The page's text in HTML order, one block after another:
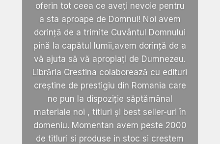
oferin tot ceea ce aveți nevoie pentru
a sta aproape de Domnul! Noi avem
dorință de a trimite Cuvântul Domnului
pină la capătul lumii,avem dorință de a
vă ajuta să vă apropiați de Dumnezeu.
Librăria Crestina colaborează cu edituri
creștine de prestigiu din Romania care
ne pun la dispoziție săptămânal
materiale noi , titluri și best seller-uri în
domeniu. Momentan avem peste 2000
de titluri si produse in stoc si crestem